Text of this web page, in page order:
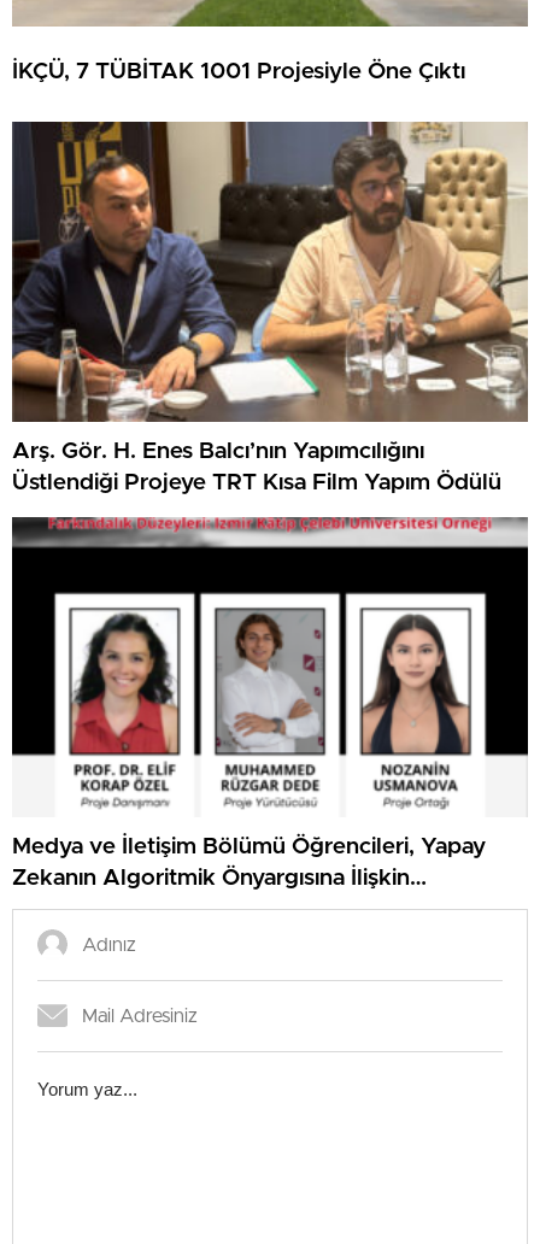
İKÇÜ, 7 TÜBİTAK 1001 Projesiyle Öne Çıktı
Arş. Gör. H. Enes Balcı’nın Yapımcılığını
Üstlendiği Projeye TRT Kısa Film Yapım Ödülü
Medya ve İletişim Bölümü Öğrencileri, Yapay
Zekanın Algoritmik Önyargısına İlişkin
Farkındalık Düzeylerini Araştıracak